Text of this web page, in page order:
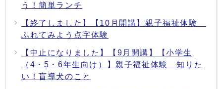
う！簡単ランチ
【終了しました】【10月開講】親子福祉体験
ふれてみよう点字体験
【中止になりました】【9月開講】【小学生
（4・5・6年生向け）】親子福祉体験 知りた
い！盲導犬のこと